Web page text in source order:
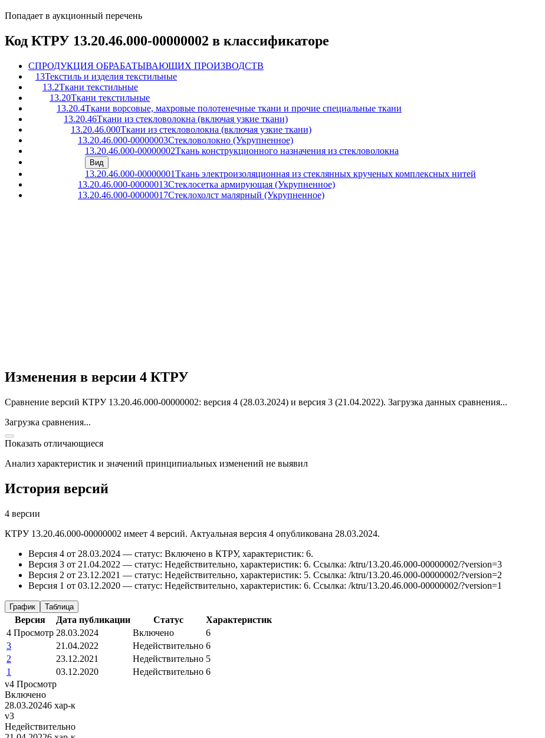
Попадает в аукционный перечень
Код КТРУ 13.20.46.000-00000002 в классификаторе
CПРОДУКЦИЯ ОБРАБАТЫВАЮЩИХ ПРОИЗВОДСТВ
13Текстиль и изделия текстильные
13.2Ткани текстильные
13.20Ткани текстильные
13.20.4Ткани ворсовые, махровые полотенечные ткани и прочие специальные ткани
13.20.46Ткани из стекловолокна (включая узкие ткани)
13.20.46.000Ткани из стекловолокна (включая узкие ткани)
13.20.46.000-00000003Стекловолокно (Укрупненное)
13.20.46.000-00000002Ткань конструкционного назначения из стекловолокна
Вид
13.20.46.000-00000001Ткань электроизоляционная из стеклянных крученых комплексных нитей
13.20.46.000-00000013Стеклосетка армирующая (Укрупненное)
13.20.46.000-00000017Стеклохолст малярный (Укрупненное)
Изменения в версии 4 КТРУ
Сравнение версий КТРУ 13.20.46.000-00000002: версия 4 (28.03.2024) и версия 3 (21.04.2022). Загрузка данных сравнения...
Загрузка сравнения...
Показать отличающиеся
Анализ характеристик и значений принципиальных изменений не выявил
История версий
4 версии
КТРУ 13.20.46.000-00000002 имеет 4 версий. Актуальная версия 4 опубликована 28.03.2024.
Версия 4 от 28.03.2024 — статус: Включено в КТРУ, характеристик: 6.
Версия 3 от 21.04.2022 — статус: Недействительно, характеристик: 6. Ссылка: /ktru/13.20.46.000-00000002/?version=3
Версия 2 от 23.12.2021 — статус: Недействительно, характеристик: 5. Ссылка: /ktru/13.20.46.000-00000002/?version=2
Версия 1 от 03.12.2020 — статус: Недействительно, характеристик: 6. Ссылка: /ktru/13.20.46.000-00000002/?version=1
График Таблица
Версия Дата публикации Статус
Характеристик
4 Просмотр 28.03.2024 Включено
6
3
21.04.2022 Недействительно 6
2
23.12.2021 Недействительно 5
1
03.12.2020 Недействительно 6
v4 Просмотр
Включено
28.03.20246 хар-к
v3
Недействительно